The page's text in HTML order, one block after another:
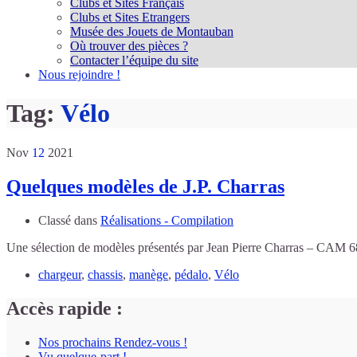
Clubs et Sites Français
Clubs et Sites Etrangers
Musée des Jouets de Montauban
Où trouver des pièces ?
Contacter l’équipe du site
Nous rejoindre !
Tag: Vélo
Nov 12 2021
Quelques modèles de J.P. Charras
Classé dans Réalisations - Compilation
Une sélection de modèles présentés par Jean Pierre Charras – CAM
chargeur, chassis, manège, pédalo, Vélo
Accès rapide :
Nos prochains Rendez-vous !